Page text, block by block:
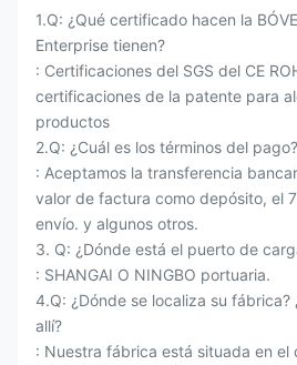
1.Q: ¿Qué certificado hacen la
Enterprise tienen?
: Certificaciones del SGS del CE
certificaciones de la patente para
productos
2.Q: ¿Cuál es los términos del pago?
: Aceptamos la transferencia
valor de factura como depósito, el
envío. y algunos otros.
3. Q: ¿Dónde está el puerto de
: SHANGAI O NINGBO portuaria.
4.Q: ¿Dónde se localiza su
allí?
: Nuestra fábrica está situada en el